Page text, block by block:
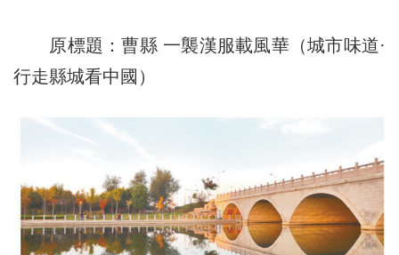
原標題：曹縣 一襲漢服載風華（城市味道·
行走縣城看中國）